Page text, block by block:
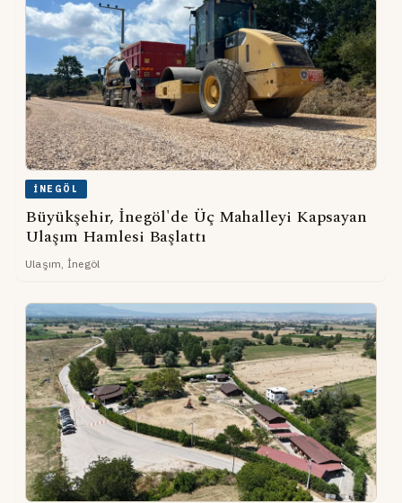
İNEGÖL
Büyükşehir, İnegöl'de Üç Mahalleyi Kapsayan
Ulaşım Hamlesi Başlattı
Ulaşım, İnegöl